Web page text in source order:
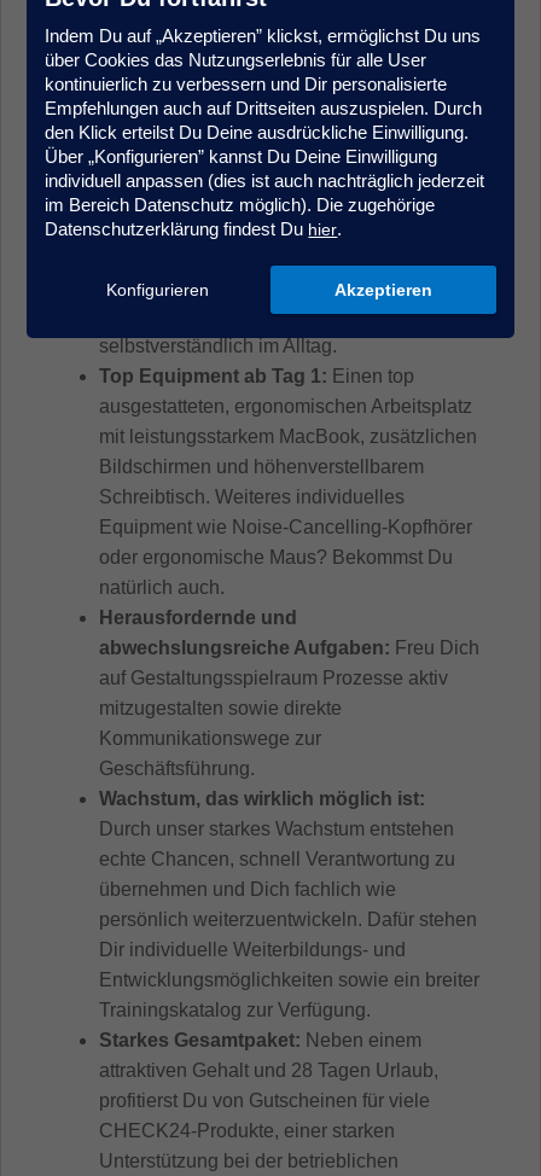
Gestaltungsspielraum eines Startups. Wir
denken langfristig und geben Dir gleichzeitig
die Chance, Prozesse und Themen aktiv
mitzuprägen.
Modernes Arbeiten mit echtem
Zukunftsfokus - AI-first statt oldschool:
Du arbeitest bei uns mit modernen
Enterprise, Claude Code, Cursor.ai und
weitere AI-Anwendungen ganz
selbstverständlich im Alltag.
Top Equipment ab Tag 1: Einen top
ausgestatteten, ergonomischen Arbeitsplatz
mit leistungsstarkem MacBook, zusätzlichen
Bildschirmen und höhenverstellbarem
Schreibtisch. Weiteres individuelles
Equipment wie Noise-Cancelling-Kopfhörer
oder ergonomische Maus? Bekommst Du
natürlich auch.
Herausfordernde und
abwechslungsreiche Aufgaben: Freu Dich
auf Gestaltungsspielraum Prozesse aktiv
mitzugestalten sowie direkte
Kommunikationswege zur
Geschäftsführung.
Wachstum, das wirklich möglich ist:
Durch unser starkes Wachstum entstehen
echte Chancen, schnell Verantwortung zu
übernehmen und Dich fachlich wie
persönlich weiterzuentwickeln. Dafür stehen
Dir individuelle Weiterbildungs- und
Entwicklungsmöglichkeiten sowie ein breiter
Trainingskatalog zur Verfügung.
Starkes Gesamtpaket: Neben einem
attraktiven Gehalt und 28 Tagen Urlaub,
profitierst Du von Gutscheinen für viele
CHECK24-Produkte, einer starken
Unterstützung bei der betrieblichen
Indem Du auf „Akzeptieren” klickst, ermöglichst Du uns
über Cookies das Nutzungserlebnis für alle User
kontinuierlich zu verbessern und Dir personalisierte
Empfehlungen auch auf Drittseiten auszuspielen. Durch
den Klick erteilst Du Deine ausdrückliche Einwilligung.
Über „Konfigurieren” kannst Du Deine Einwilligung
individuell anpassen (dies ist auch nachträglich jederzeit
im Bereich Datenschutz möglich). Die zugehörige
Datenschutzerklärung findest Du hier.
Konfigurieren Akzeptieren